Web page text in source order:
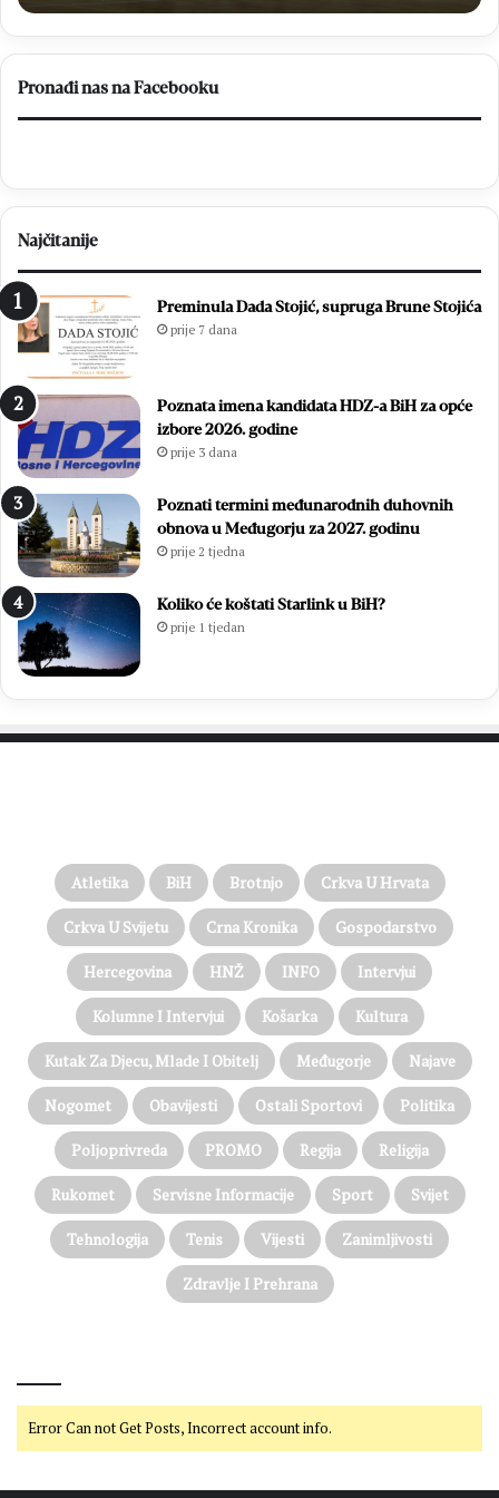
Pronađi nas na Facebooku
Najčitanije
Preminula Dada Stojić, supruga Brune Stojića
prije 7 dana
Poznata imena kandidata HDZ-a BiH za opće
izbore 2026. godine
prije 3 dana
Poznati termini međunarodnih duhovnih
obnova u Međugorju za 2027. godinu
prije 2 tjedna
Koliko će koštati Starlink u BiH?
prije 1 tjedan
Atletika BiH Brotnjo Crkva U Hrvata
Crkva U Svijetu Crna Kronika Gospodarstvo
Hercegovina HNŽ INFO Intervjui
Kolumne I Intervjui Košarka Kultura
Kutak Za Djecu, Mlade I Obitelj Međugorje Najave
Nogomet Obavijesti Ostali Sportovi Politika
Poljoprivreda PROMO Regija Religija
Rukomet Servisne Informacije Sport Svijet
Tehnologija Tenis Vijesti Zanimljivosti
Zdravlje I Prehrana
Error Can not Get Posts, Incorrect account info.